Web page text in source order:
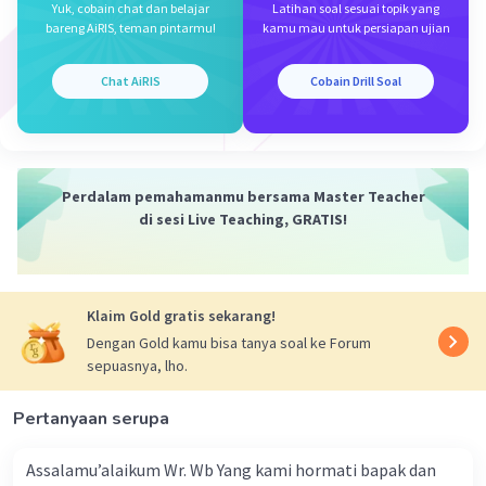
digunakan, ejaan, kalimat efektif, bermakna
denotasi (lugas), dan alur pikir yang logis.
Jadi, jawaban yang benar adalah B. Baku
Beri Rating·5.0(1) Balas
Iklan
Yuk, cobain chat dan belajar
bareng AiRIS, teman pintarmu!
Chat AiRIS
Latihan soal sesuai topik yang
kamu mau untuk persiapan ujian
Cobain Drill Soal
Perdalam pemahamanmu bersama Master Teacher
di sesi Live Teaching, GRATIS!
Klaim Gold gratis sekarang!
Dengan Gold kamu bisa tanya soal ke Forum
sepuasnya, lho.
Pertanyaan serupa
Assalamu’alaikum Wr. Wb Yang kami hormati bapak dan